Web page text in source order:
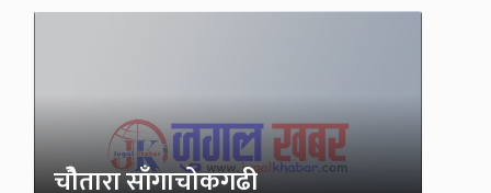
चोैतारा साँगाचोकगढी